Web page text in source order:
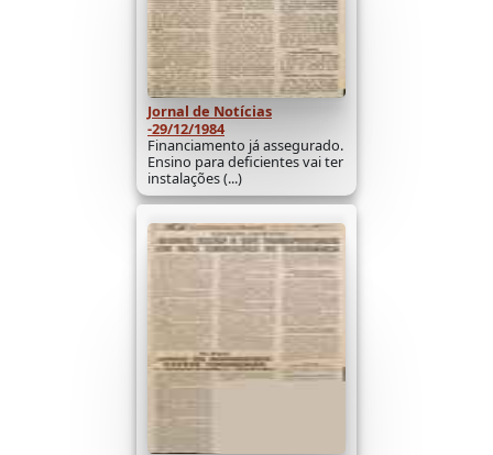
Jornal de Notícias
-29/12/1984
Financiamento já assegurado.
Ensino para deficientes vai ter
instalações (...)